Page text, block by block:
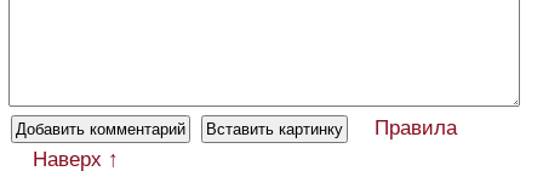
Правила
Наверх ↑